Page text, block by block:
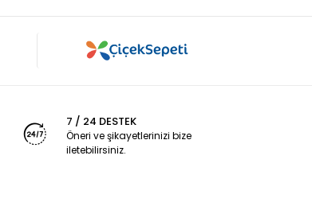
7 / 24 DESTEK
Öneri ve şikayetlerinizi bize
iletebilirsiniz.